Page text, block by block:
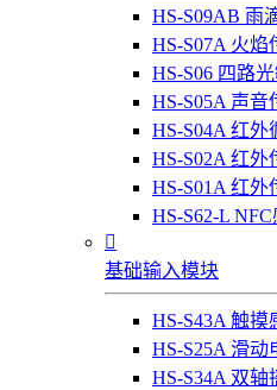
HS-S09AB 雨
HS-S07A 火焰
HS-S06 四路
HS-S05A 声音
HS-S04A 红外
HS-S02A 红外
HS-S01A 红
HS-S62-L

基础输入模块
HS-S43A 触摸
HS-S25A 滑动
HS-S34A 双轴